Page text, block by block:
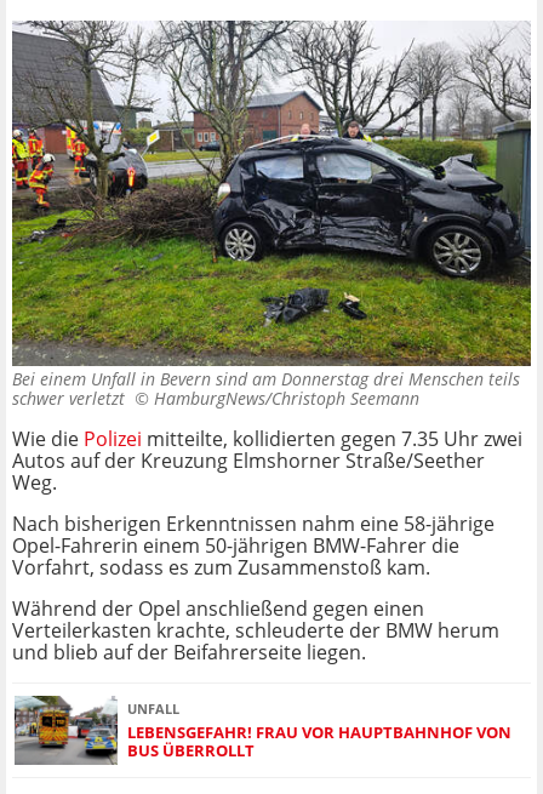
Bei einem Unfall in Bevern sind am Donnerstag drei Menschen teils
schwer verletzt © HamburgNews/Christoph Seemann
Wie die Polizei mitteilte, kollidierten gegen 7.35 Uhr zwei
Autos auf der Kreuzung Elmshorner Straße/Seether
Weg.
Nach bisherigen Erkenntnissen nahm eine 58-jährige
Opel-Fahrerin einem 50-jährigen BMW-Fahrer die
Vorfahrt, sodass es zum Zusammenstoß kam.
Während der Opel anschließend gegen einen
Verteilerkasten krachte, schleuderte der BMW herum
und blieb auf der Beifahrerseite liegen.
UNFALL
LEBENSGEFAHR! FRAU VOR HAUPTBAHNHOF VON
BUS ÜBERROLLT